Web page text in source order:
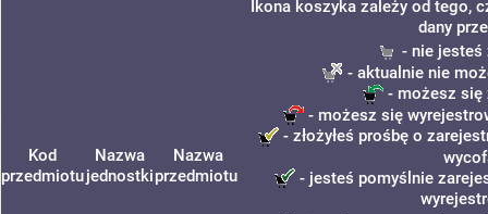
Kod
przedmiotu
Nazwa
jednostki
Nazwa
przedmiotu
Ikona koszyka zależy od tego,
dany
- nie jesteś
- aktualnie nie
- możesz się
- możesz się
- złożyłeś prośbę o
- jesteś pomyślnie